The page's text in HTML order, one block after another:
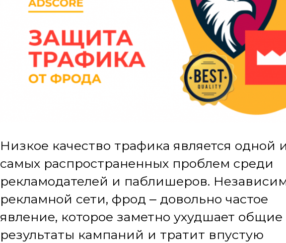
Низкое качество трафика является одной
самых распространенных проблем среди
рекламодателей и паблишеров.
рекламной сети, фрод ‒ довольно частое
явление, которое заметно ухудшает общие
результаты кампаний и тратит впустую